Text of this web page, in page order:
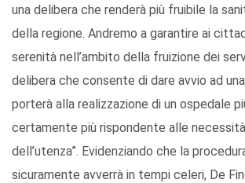
una delibera che renderà più fruibile la
della regione. Andremo a garantire ai
serenità nell’ambito della fruizione dei
delibera che consente di dare avvio ad
porterà alla realizzazione di un ospedale
certamente più rispondente alle
dell’utenza”. Evidenziando che la
sicuramente avverrà in tempi celeri, De